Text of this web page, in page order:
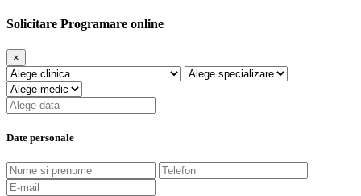
Solicitare Programare online
×
Date personale